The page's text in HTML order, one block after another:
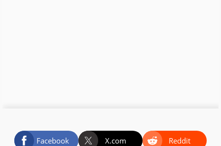
Facebook X.com
Reddit